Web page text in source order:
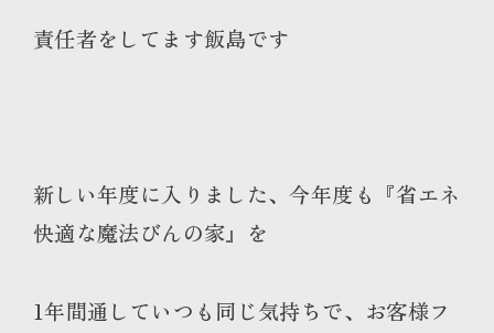
責任者をしてます飯島です
新しい年度に入りました、今年度も『省エネ
快適な魔法びんの家』を
1年間通していつも同じ気持ちで、お客様フ